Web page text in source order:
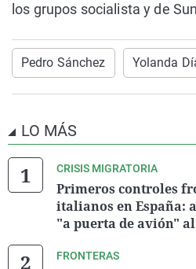
los grupos socialista y de
Pedro Sánchez Yolanda
LO MÁS
CRISIS MIGRATORIA
Primeros controles
italianos en España:
"a puerta de avión"
FRONTERAS